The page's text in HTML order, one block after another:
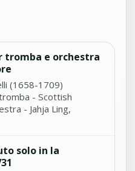
tromba e orchestra
(1658-1709)
- Scottish
- Jahja Ling,
solo in la